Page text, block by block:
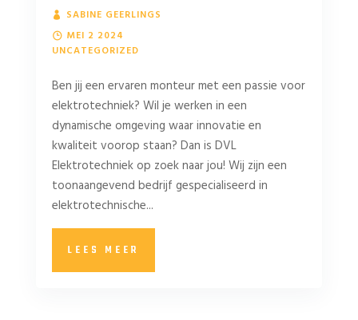
SABINE GEERLINGS
MEI 2 2024
UNCATEGORIZED
Ben jij een ervaren monteur met een passie voor
elektrotechniek? Wil je werken in een
dynamische omgeving waar innovatie en
kwaliteit voorop staan? Dan is DVL
Elektrotechniek op zoek naar jou! Wij zijn een
toonaangevend bedrijf gespecialiseerd in
elektrotechnische...
LEES MEER